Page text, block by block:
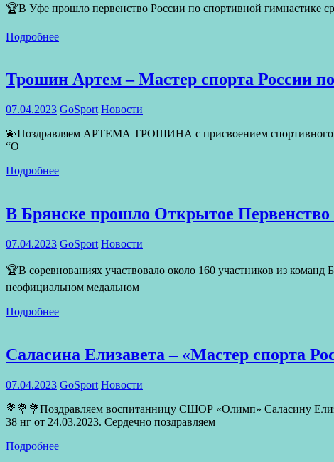
🏆В Уфе прошло первенство России по спортивной гимнастике
Подробнее
Трошин Артем – Мастер спорта России
07.04.2023 GoSport Новости
💫Поздравляем АРТЕМА ТРОШИНА с присвоением спортивного
“О
Подробнее
В Брянске прошло Открытое Первенство
07.04.2023 GoSport Новости
🏆В соревнованиях участвовало около 160 участников из
неофициальном медальном
Подробнее
Саласина Елизавета – «Мастер спорта
07.04.2023 GoSport Новости
💐💐💐Поздравляем воспитанницу СШОР «Олимп» Саласину
38 нг от 24.03.2023. Сердечно поздравляем
Подробнее